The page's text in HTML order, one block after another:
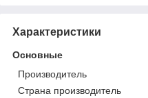
Характеристики
Основные
Производитель
Страна производитель